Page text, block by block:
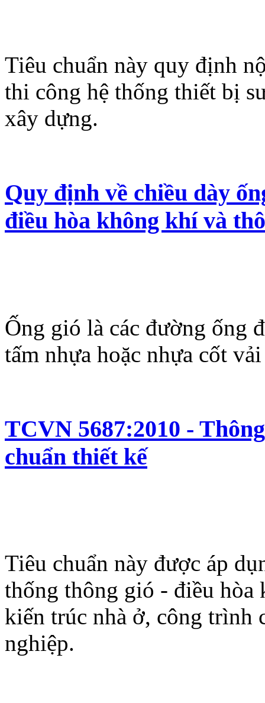
Tiêu chuẩn này quy định
thi công hệ thống thiết bị
xây dựng.
Quy định về chiều dày
điều hòa không khí và
Ống gió là các đường ống
tấm nhựa hoặc nhựa cốt
TCVN 5687:2010 -
chuẩn thiết kế
Tiêu chuẩn này được áp
thống thông gió - điều hòa
kiến trúc nhà ở, công trình
nghiệp.